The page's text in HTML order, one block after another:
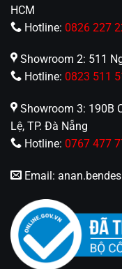
HCM
Hotline: 0826 227
Showroom 2: 511
Hotline: 0823 511
Showroom 3: 190B
Lệ, TP. Đà Nẵng
Hotline: 0767 477
Email: